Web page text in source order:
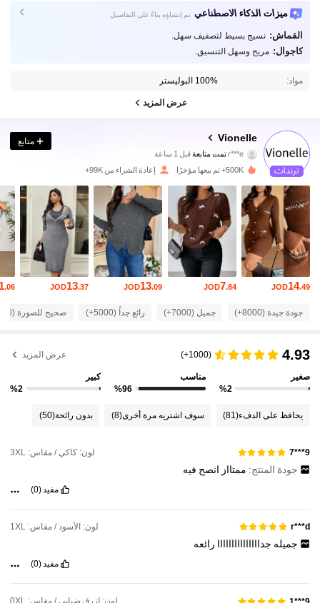
ميزات الذكاء الاصطناعي تم إنشاؤه بناءً على التفاصيل
القماش: نسيج بسيط لتصفيف سهل.
كاجوال: مريح وسهل التنسيق.
مواد: 100% البوليستر
عرض المزيد
Vionelle
r***eتمت متابعة
d***nتتصفح
4.81
4.81 92K متابعون
4.81 92K متابعون
4.81 92K متابعون
متابع
500K+ تم بيعها مؤخرًا إعادة الشراء من 99K+
JOD14.49
JOD7.84
JOD13.09
JOD13.37
.06
جودة جيدة (8000+) جميل (7000+) رائع جداً (5000+) صحيح للصورة (4000+)
4.93
(1000+) عرض المزيد
صغير
%2
مناسب
%96
كبير
%2
يحافظ على الدفء(81) سوف اشتريه مرة أخرى(8) بدون رائحة(50)
9***7 لون: كاكي / مقاس: 3XL
جودة المنتج: ممتااز انصح فيه
مفيد(0)
r***d لون: الأسود / مقاس: 1XL
جميله جدااااااااااااااا رائعه
مفيد(0)
لون: ازرق ضبابي / مقاس: 0XL